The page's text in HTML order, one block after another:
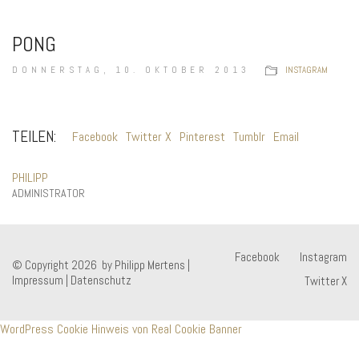
PONG
DONNERSTAG, 10. OKTOBER 2013 INSTAGRAM
TEILEN: Facebook Twitter X Pinterest Tumblr Email
PHILIPP
ADMINISTRATOR
Facebook
Instagram
Twitter X
© Copyright 2026 by Philipp Mertens |
Impressum | Datenschutz
WordPress Cookie Hinweis von Real Cookie Banner